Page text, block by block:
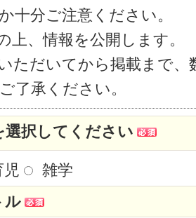
十分ご注意ください。
上、情報を公開します。
ただいてから掲載まで、
了承ください。
選択してください
児
雑学
ル
助成
種
遊び場
たい
援